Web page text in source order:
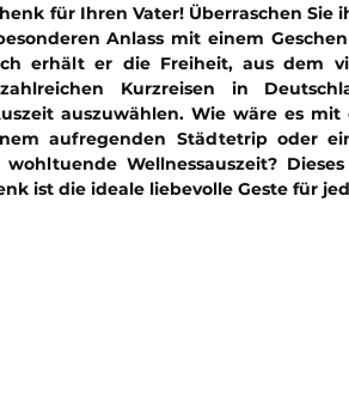
für Ihren Vater! Überraschen Sie
Anlass mit einem
erhält er die Freiheit, aus dem
Kurzreisen in
auszuwählen. Wie wäre es
aufregenden Städtetrip oder
Wellnessauszeit?
ist die ideale liebevolle Geste für